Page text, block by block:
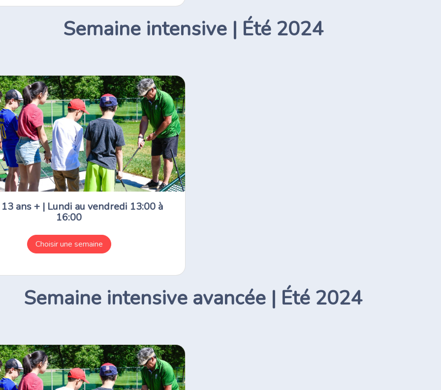
Semaine intensive | Été 2024
ans + | Lundi au vendredi 13:00 à
16:00
Choisir une semaine
Semaine intensive avancée | Été 2024